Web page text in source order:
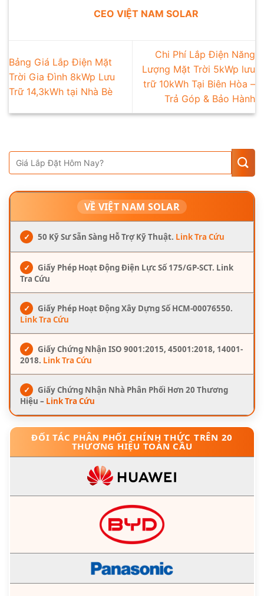
CEO VIỆT NAM SOLAR
Bảng Giá Lắp Điện Mặt
Trời Gia Đình 8kWp Lưu
Trữ 14,3kWh tại Nhà Bè
Chi Phí Lắp Điện Năng
Lượng Mặt Trời 5kWp lưu
trữ 10kWh Tại Biên Hòa –
Trả Góp & Bảo Hành
VỀ VIỆT NAM SOLAR
✓ 50 Kỹ Sư Sẵn Sàng Hỗ Trợ Kỹ Thuật. Link Tra Cứu
✓
Giấy Phép Hoạt Động Điện Lực Số 175/GP-SCT. Link
Tra Cứu
✓
Giấy Phép Hoạt Động Xây Dựng Số HCM-00076550.
Link Tra Cứu
✓
Giấy Chứng Nhận ISO 9001:2015, 45001:2018, 14001-
2018. Link Tra Cứu
✓
Giấy Chứng Nhận Nhà Phân Phối Hơn 20 Thương
Hiệu – Link Tra Cứu
ĐỐI TÁC PHÂN PHỐI CHÍNH THỨC TRÊN 20
THƯƠNG HIỆU TOÀN CẦU